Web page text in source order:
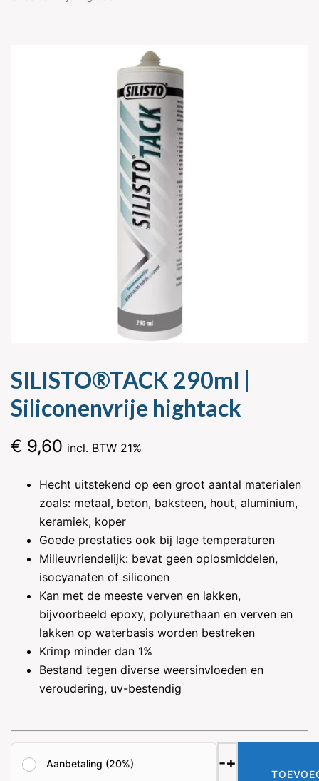
SILISTO®TACK 290ml |
Siliconenvrije hightack
€ 9,60 incl. BTW 21%
Hecht uitstekend op een groot aantal materialen
zoals: metaal, beton, baksteen, hout, aluminium,
keramiek, koper
Goede prestaties ook bij lage temperaturen
Milieuvriendelijk: bevat geen oplosmiddelen,
isocyanaten of siliconen
Kan met de meeste verven en lakken,
bijvoorbeeld epoxy, polyurethaan en verven en
lakken op waterbasis worden bestreken
Krimp minder dan 1%
Bestand tegen diverse weersinvloeden en
veroudering, uv-bestendig
Aanbetaling (20%) - 290ml
+